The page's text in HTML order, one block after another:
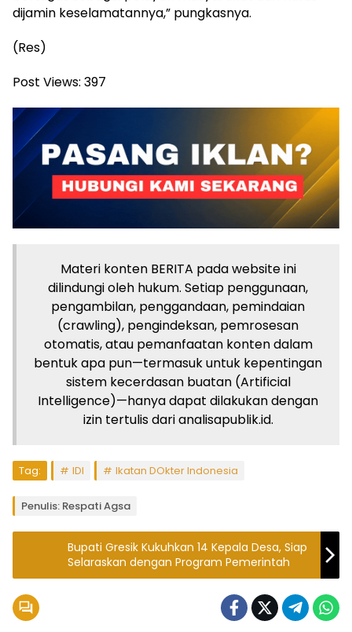
dijamin keselamatannya,” pungkasnya.
(Res)
Post Views: 397
Materi konten BERITA pada website ini
dilindungi oleh hukum. Setiap penggunaan,
pengambilan, penggandaan, pemindaian
(crawling), pengindeksan, pemrosesan
otomatis, atau pemanfaatan konten dalam
bentuk apa pun—termasuk untuk kepentingan
sistem kecerdasan buatan (Artificial
Intelligence)—hanya dapat dilakukan dengan
izin tertulis dari analisapublik.id.
Tag: IDI Ikatan DOkter Indonesia
Penulis: Respati Agsa
Bupati Gresik Kukuhkan 14 Kepala Desa, Siap
Selaraskan dengan Program Pemerintah